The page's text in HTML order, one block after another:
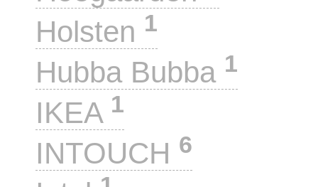
Holsten 1
Hubba Bubba 1
IKEA 1
INTOUCH 6